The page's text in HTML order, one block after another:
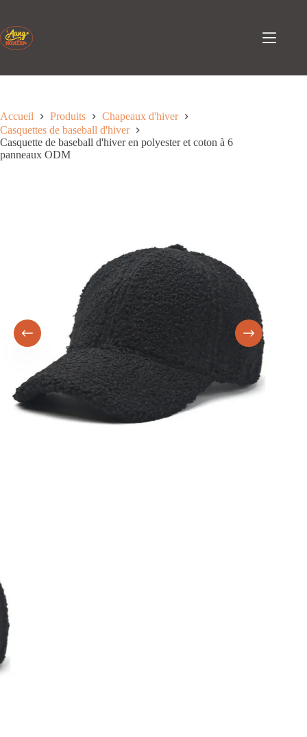
contenu
Accueil Produits
Chapeaux d'hiver
Casquettes de baseball d'hiver
Casquette de baseball d'hiver en polyester et coton à 6
panneaux ODM